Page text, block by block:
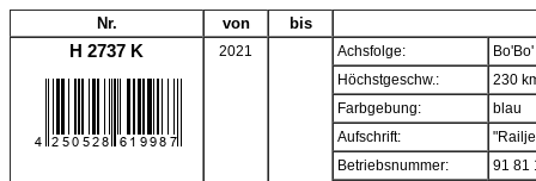
Nr. von bis
H 2737 K 2021 Achsfolge:
Bo'Bo'
Höchstgeschw.:
230
Farbgebung:
blau
Aufschrift:
Betriebsnummer:
91 81